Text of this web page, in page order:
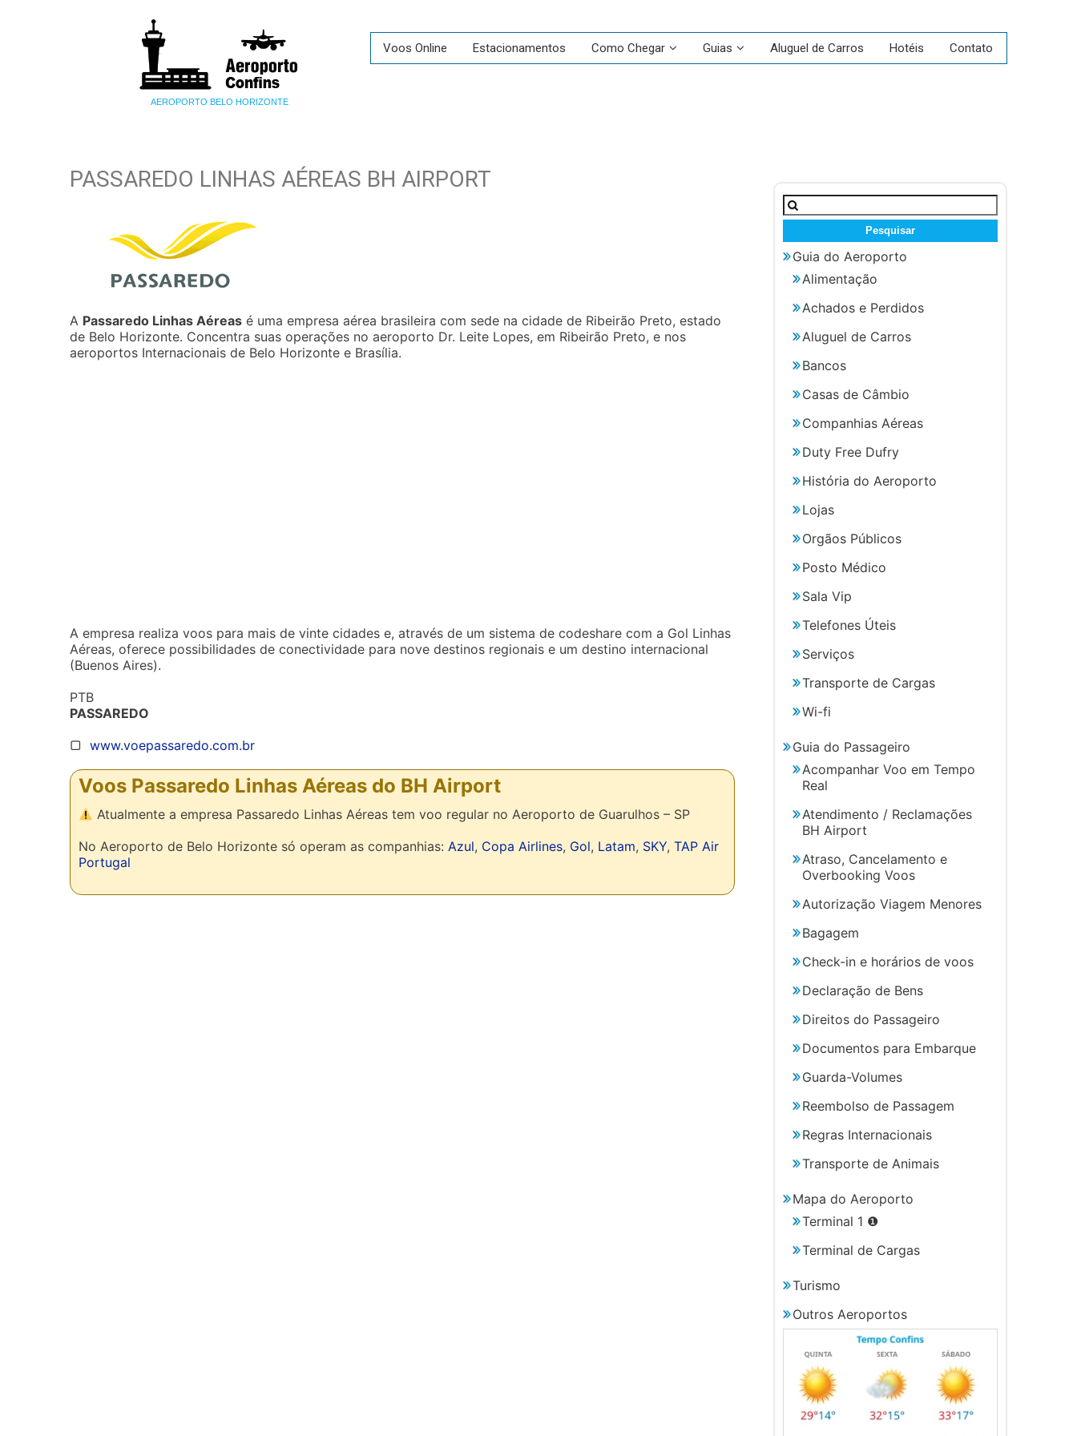
AEROPORTO BELO HORIZONTE
Voos Online Estacionamentos Como Chegar Guias Aluguel de Carros Hotéis Contato
PASSAREDO LINHAS AÉREAS BH AIRPORT
A Passaredo Linhas Aéreas é uma empresa aérea brasileira com sede na cidade de Ribeirão Preto, estado
de Belo Horizonte. Concentra suas operações no aeroporto Dr. Leite Lopes, em Ribeirão Preto, e nos
aeroportos Internacionais de Belo Horizonte e Brasília.
A empresa realiza voos para mais de vinte cidades e, através de um sistema de codeshare com a Gol Linhas
Aéreas, oferece possibilidades de conectividade para nove destinos regionais e um destino internacional
(Buenos Aires).
PTB
PASSAREDO
▢ www.voepassaredo.com.br
Voos Passaredo Linhas Aéreas do BH Airport
Atualmente a empresa Passaredo Linhas Aéreas tem voo regular no Aeroporto de Guarulhos – SP
No Aeroporto de Belo Horizonte só operam as companhias: Azul, Copa Airlines, Gol, Latam, SKY, TAP Air
Portugal
Pesquisar
por:
Guia do Aeroporto
Alimentação
Achados e Perdidos
Aluguel de Carros
Bancos
Casas de Câmbio
Companhias Aéreas
Duty Free Dufry
História do Aeroporto
Lojas
Orgãos Públicos
Posto Médico
Sala Vip
Telefones Úteis
Serviços
Transporte de Cargas
Wi-fi
Guia do Passageiro
Acompanhar Voo em Tempo
Real
Atendimento / Reclamações
BH Airport
Atraso, Cancelamento e
Overbooking Voos
Autorização Viagem Menores
Bagagem
Check-in e horários de voos
Declaração de Bens
Direitos do Passageiro
Documentos para Embarque
Guarda-Volumes
Reembolso de Passagem
Regras Internacionais
Transporte de Animais
Mapa do Aeroporto
Terminal 1 ❶
Terminal de Cargas
Turismo
Outros Aeroportos